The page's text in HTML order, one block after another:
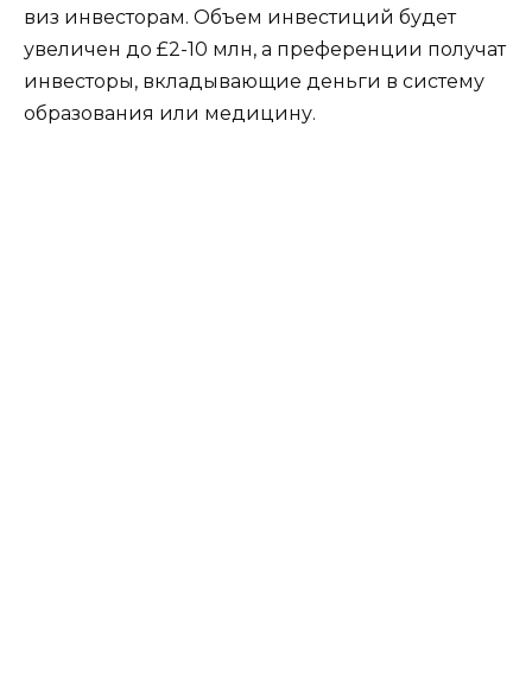
виз инвесторам. Объем инвестиций будет
увеличен до £2-10 млн, а преференции получат
инвесторы, вкладывающие деньги в систему
образования или медицину.